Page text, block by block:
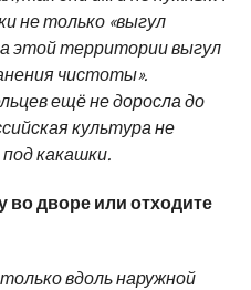
не только «выгул
этой территории выгул
чистоты».
ещё не доросла до
культура не
какашки.
во дворе или отходите
вдоль наружной